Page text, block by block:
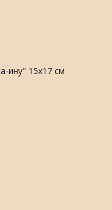
ину" 15х17 см